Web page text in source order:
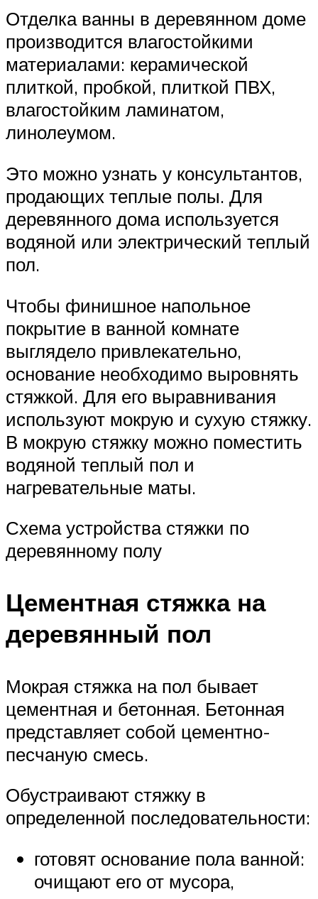
Отделка ванны в деревянном доме
производится влагостойкими
материалами: керамической
плиткой, пробкой, плиткой ПВХ,
влагостойким ламинатом,
линолеумом.
Это можно узнать у консультантов,
продающих теплые полы. Для
деревянного дома используется
водяной или электрический теплый
пол.
Чтобы финишное напольное
покрытие в ванной комнате
выглядело привлекательно,
основание необходимо выровнять
стяжкой. Для его выравнивания
используют мокрую и сухую стяжку.
В мокрую стяжку можно поместить
водяной теплый пол и
нагревательные маты.
Схема устройства стяжки по
деревянному полу
Цементная стяжка на
деревянный пол
Мокрая стяжка на пол бывает
цементная и бетонная. Бетонная
представляет собой цементно-
песчаную смесь.
Обустраивают стяжку в
определенной последовательности:
готовят основание пола ванной:
очищают его от мусора,